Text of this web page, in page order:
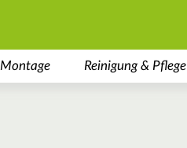
Montage Reinigung & Pflege